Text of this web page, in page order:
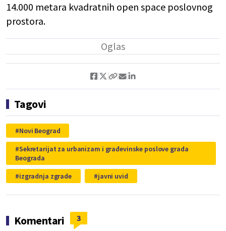
14.000 metara kvadratnih open space poslovnog
prostora.
Tagovi
Novi Beograd
Sekretarijat za urbanizam i građevinske poslove grada
Beograda
izgradnja zgrade
javni uvid
Komentari 3